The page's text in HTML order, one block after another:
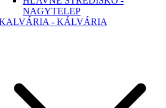
NAGYTELEP
- KÁLVÁRIA